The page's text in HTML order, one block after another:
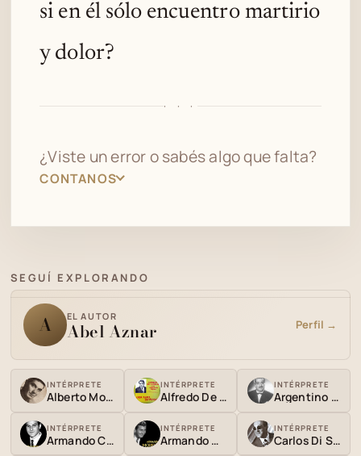
si en él sólo encuentro martirio
y dolor?
· · ·
¿Viste un error o sabés algo que falta?
CONTANOS
SEGUÍ EXPLORANDO
A EL AUTOR
Abel Aznar Perfil →
INTÉRPRETE
Alberto Morán
INTÉRPRETE
Alfredo De Angelis
INTÉRPRETE
Argentino Galván
INTÉRPRETE
Armando Cupo
INTÉRPRETE
Armando Moreno
INTÉRPRETE
Carlos Di Sarli